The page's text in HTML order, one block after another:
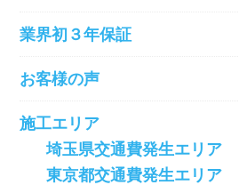
業界初３年保証
お客様の声
施工エリア
埼玉県交通費発生エリア
東京都交通費発生エリア